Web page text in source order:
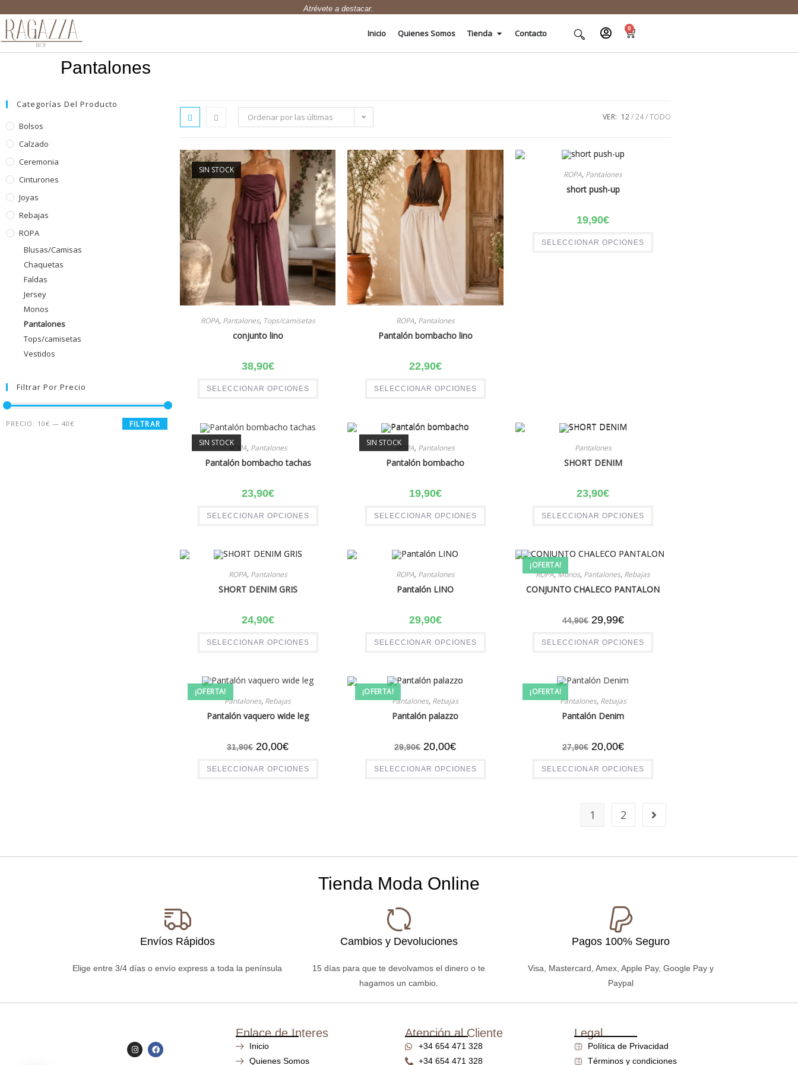
Atrévete a destacar.
Inicio Quienes Somos Tienda Contacto 0
Pantalones
Categorías Del Producto
Bolsos
Calzado
Ceremonia
Cinturones
Joyas
Rebajas
ROPA
Blusas/Camisas
Chaquetas
Faldas
Jersey
Monos
Pantalones
Tops/camisetas
Vestidos
Filtrar Por Precio
FILTRAR
PRECIO: 10€ — 40€
Ordenar por las últimas VER: 12 24 TODO
SIN STOCK
ROPA, Pantalones, Tops/camisetas
conjunto lino
38,90€
SELECCIONAR OPCIONES
ROPA, Pantalones
Pantalón bombacho lino
22,90€
SELECCIONAR OPCIONES
ROPA, Pantalones
short push-up
19,90€
SELECCIONAR OPCIONES
SIN STOCKROPA, Pantalones
Pantalón bombacho tachas
23,90€
SELECCIONAR OPCIONES
SIN STOCKROPA, Pantalones
Pantalón bombacho
19,90€
SELECCIONAR OPCIONES
Pantalones
SHORT DENIM
23,90€
SELECCIONAR OPCIONES
ROPA, Pantalones
SHORT DENIM GRIS
24,90€
SELECCIONAR OPCIONES
ROPA, Pantalones
Pantalón LINO
29,90€
SELECCIONAR OPCIONES
¡OFERTA!
ROPA,Monos, Pantalones, Rebajas
CONJUNTO CHALECO PANTALON
44,90€ 29,99€
SELECCIONAR OPCIONES
¡OFERTA!
Pantalones, Rebajas
Pantalón vaquero wide leg
31,90€ 20,00€
SELECCIONAR OPCIONES
¡OFERTA!
Pantalones, Rebajas
Pantalón palazzo
29,90€ 20,00€
SELECCIONAR OPCIONES
¡OFERTA!
Pantalones, Rebajas
Pantalón Denim
27,90€ 20,00€
SELECCIONAR OPCIONES
1 2
Tienda Moda Online
Envíos Rápidos
Elige entre 3/4 días o envío express a toda la península
Cambios y Devoluciones
15 días para que te devolvamos el dinero o te
hagamos un cambio.
Pagos 100% Seguro
Visa, Mastercard, Amex, Apple Pay, Google Pay y
Paypal
Enlace de Interes
Inicio
Quienes Somos
Atención al Cliente
+34 654 471 328
+34 654 471 328
Legal
Política de Privacidad
Términos y condiciones